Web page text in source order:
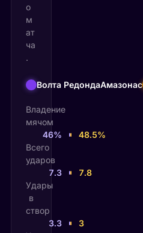
о
м
ат
ча
.
Волта РедондаАмазонас
Владение
мячом
46%
48.5%
Всего
ударов
7.3
7.8
Удары
в
створ
3.3
3